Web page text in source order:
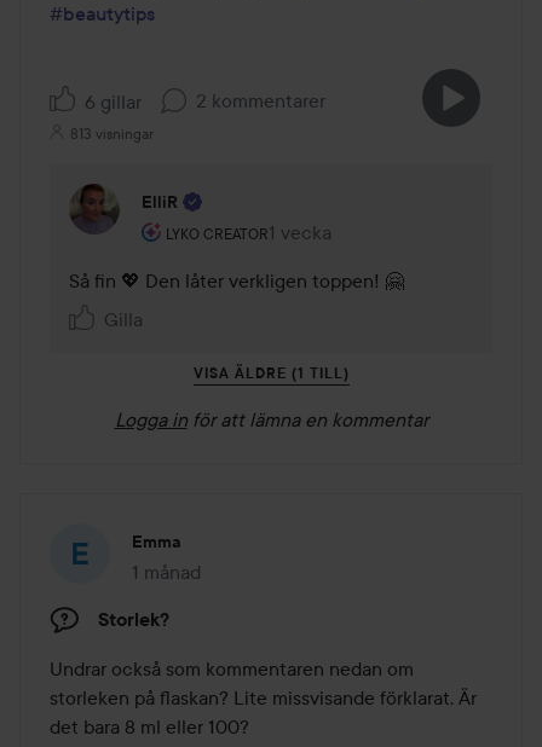
#beautytips
6 gillar 2 kommentarer
813 visningar
ElliR
LYKO CREATOR
Användarens roll: Lyko Creator.
1 vecka
Kommentaren lades 1 vecka
Så fin 💖 Den låter verkligen toppen! 🤗
Gilla
VISA ÄLDRE (1 TILL)
Logga in för att lämna en kommentar
Emma
1 månad
Inlägget skapades 1 månad
Storlek?
Undrar också som kommentaren nedan om
storleken på flaskan? Lite missvisande förklarat. Är
det bara 8 ml eller 100?